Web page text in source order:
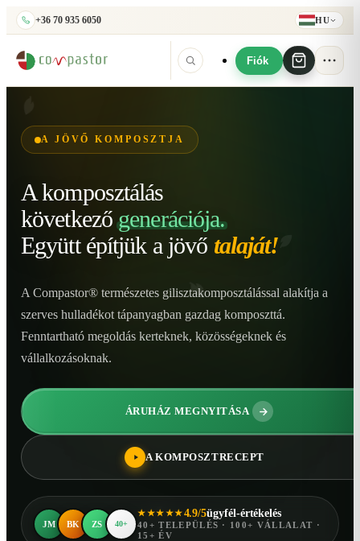
+36 70 935 6050 HU
Fiók
A JÖVŐ KOMPOSZTJA
A komposztálás
következő generációja.
Együtt építjük a jövő talaját!
A Compastor® természetes gilisztakomposztálással alakítja a
szerves hulladékot tápanyagban gazdag komposzttá.
Fenntartható megoldás kerteknek, közösségeknek és
vállalkozásoknak.
ÁRUHÁZ MEGNYITÁSA
A KOMPOSZTRECEPT
JM BK ZS 40+
★★★★★4.9/5ügyfél-értékelés
40+ TELEPÜLÉS · 100+ VÁLLALAT ·
15+ ÉV